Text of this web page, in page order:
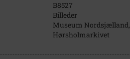
B8527
Billeder
Museum Nordsjælland,
Hørsholmarkivet